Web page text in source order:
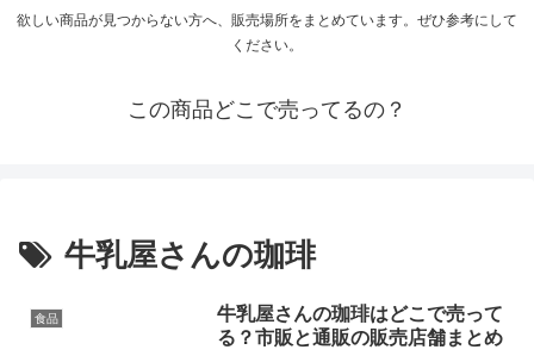
欲しい商品が見つからない方へ、販売場所をまとめています。ぜひ参考にして
ください。
この商品どこで売ってるの？
牛乳屋さんの珈琲
食品
牛乳屋さんの珈琲はどこで売って
る？市販と通販の販売店舗まとめ